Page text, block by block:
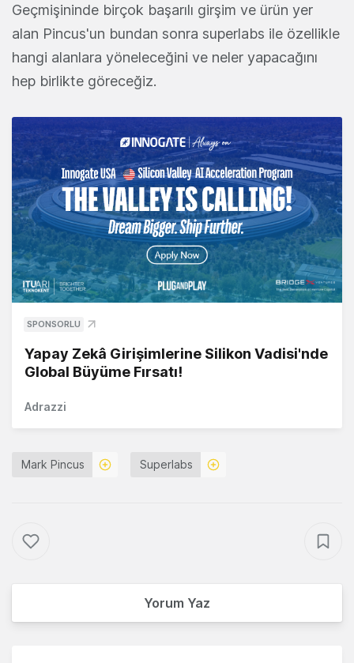
Geçmişininde birçok başarılı girşim ve ürün yer
alan Pincus'un bundan sonra superlabs ile özellikle
hangi alanlara yöneleceğini ve neler yapacağını
hep birlikte göreceğiz.
SPONSORLU
Yapay Zekâ Girişimlerine Silikon Vadisi'nde
Global Büyüme Fırsatı!
Adrazzi
Mark Pincus Superlabs
Yorum Yaz